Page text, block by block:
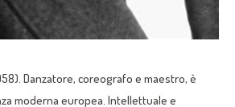
Danzatore, coreografo e maestro, è
moderna europea. Intellettuale e